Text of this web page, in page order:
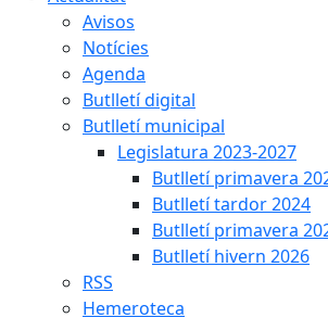
Avisos
Notícies
Agenda
Butlletí digital
Butlletí municipal
Legislatura 2023-2027
Butlletí primavera
Butlletí tardor 2024
Butlletí primavera
Butlletí hivern 2026
RSS
Hemeroteca